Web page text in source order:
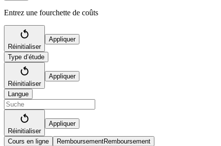
Entrez une fourchette de coûts
Réinitialiser
Appliquer
Type d’étude
Réinitialiser
Appliquer
Langue
Réinitialiser
Appliquer
Cours en ligne RemboursementRemboursement